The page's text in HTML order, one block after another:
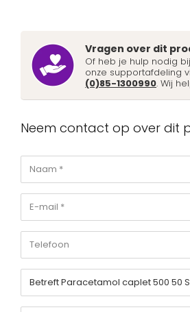
Vragen over dit
Of heb je hulp nodig
onze supportafdeling
(0)85-1300990. Wij
Neem contact op over dit